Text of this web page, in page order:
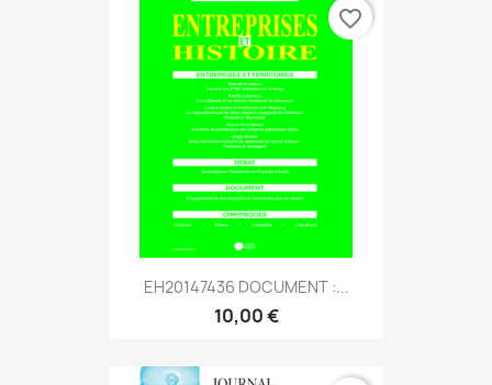
EH20147436 DOCUMENT :...
10,00 €
favorite_border